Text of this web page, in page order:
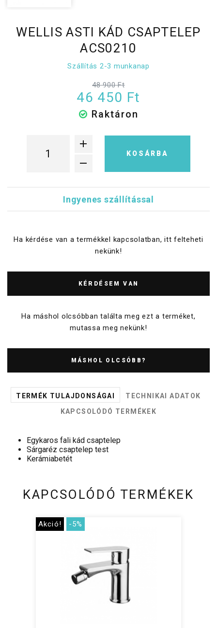
WELLIS ASTI KÁD CSAPTELEP
ACS0210
Szállítás 2-3 munkanap
48 900 Ft
46 450 Ft
Raktáron
KOSÁRBA
Ingyenes szállítással
Ha kérdése van a termékkel kapcsolatban, itt felteheti
nekünk!
KÉRDÉSEM VAN
Ha máshol olcsóbban találta meg ezt a terméket,
mutassa meg nekünk!
MÁSHOL OLCSÓBB?
TERMÉK TULAJDONSÁGAI
TECHNIKAI ADATOK
KAPCSOLÓDÓ TERMÉKEK
Egykaros fali kád csaptelep
Sárgaréz csaptelep test
Kerámiabetét
KAPCSOLÓDÓ TERMÉKEK
Akció! -5%